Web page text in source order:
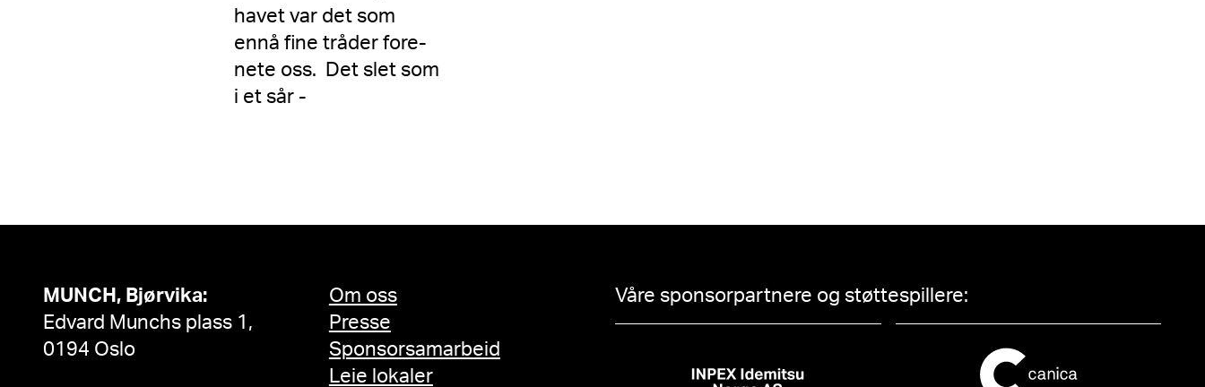
havet var det som
ennå fine tråder fore-
nete oss. Det slet som
i et sår -
MUNCH, Bjørvika:
Edvard Munchs plass 1,
0194 Oslo
Om oss
Presse
Sponsorsamarbeid
Leie lokaler
Våre sponsorpartnere og støttespillere: